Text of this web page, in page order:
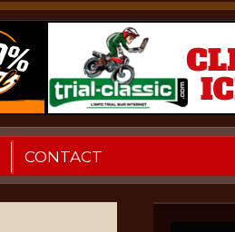
CONTACT